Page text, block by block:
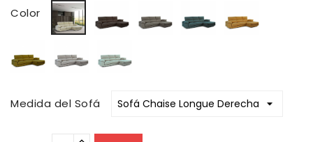
Color
Aura
Arena
Chocolate
Gris
Marino Mostaza
PistachoPlata
Sky
Medida del Sofá